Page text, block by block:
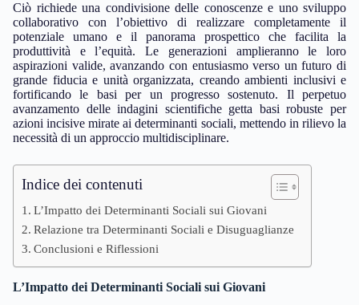
Ciò richiede una condivisione delle conoscenze e uno sviluppo
collaborativo con l’obiettivo di realizzare completamente il
potenziale umano e il panorama prospettico che facilita la
produttività e l’equità. Le generazioni amplieranno le loro
aspirazioni valide, avanzando con entusiasmo verso un futuro di
grande fiducia e unità organizzata, creando ambienti inclusivi e
fortificando le basi per un progresso sostenuto. Il perpetuo
avanzamento delle indagini scientifiche getta basi robuste per
azioni incisive mirate ai determinanti sociali, mettendo in rilievo la
necessità di un approccio multidisciplinare.
Indice dei contenuti
L’Impatto dei Determinanti Sociali sui Giovani
Relazione tra Determinanti Sociali e Disuguaglianze
Conclusioni e Riflessioni
L’Impatto dei Determinanti Sociali sui Giovani